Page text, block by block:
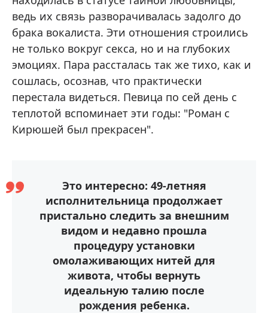
ведь их связь разворачивалась задолго до
брака вокалиста. Эти отношения строились
не только вокруг секса, но и на глубоких
эмоциях. Пара рассталась так же тихо, как и
сошлась, осознав, что практически
перестала видеться. Певица по сей день с
теплотой вспоминает эти годы: "Роман с
Кирюшей был прекрасен".
Это интересно: 49-летняя
исполнительница продолжает
пристально следить за внешним
видом и недавно прошла
процедуру установки
омолаживающих нитей для
живота, чтобы вернуть
идеальную талию после
рождения ребенка.